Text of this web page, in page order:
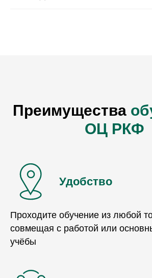
Преимущества
ОЦ РКФ
Удобство
Проходите обучение из любой
совмещая с работой или
учёбы